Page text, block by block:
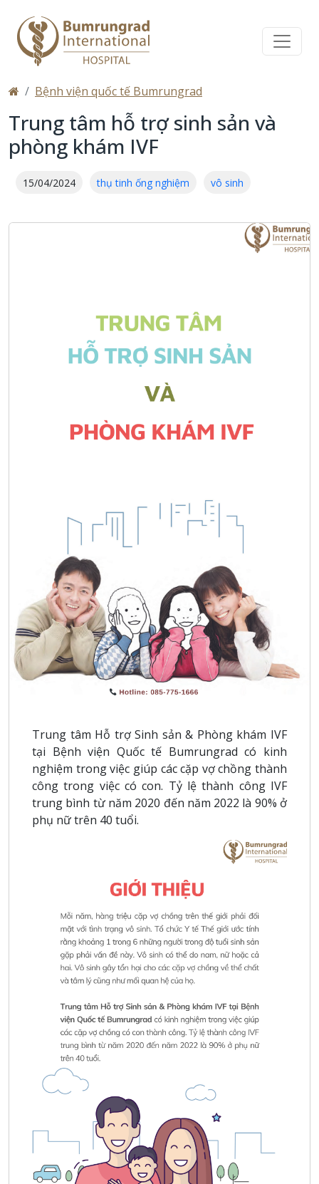
Bệnh viện quốc tế Bumrungrad
Trung tâm hỗ trợ sinh sản và
phòng khám IVF
15/04/2024 thụ tinh ống nghiệm vô sinh
Trung tâm Hỗ trợ Sinh sản & Phòng khám IVF
tại Bệnh viện Quốc tế Bumrungrad có kinh
nghiệm trong việc giúp các cặp vợ chồng thành
công trong việc có con. Tỷ lệ thành công IVF
trung bình từ năm 2020 đến năm 2022 là 90% ở
phụ nữ trên 40 tuổi.